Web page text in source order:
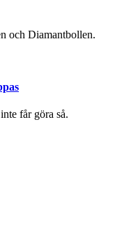
och Diamantbollen.
får göra så.